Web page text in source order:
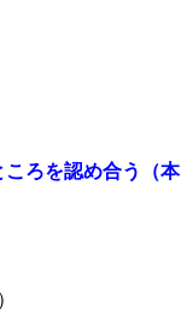
ろを認め合う（本